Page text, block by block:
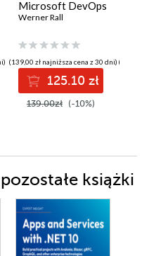
Microsoft DevOps
Solutions AZ 400
Guide. Gain Azure
DevOps expertise,
pass the AZ-400
with confidence,
and boost your
cloud career
Werner Rall
(139,00 zł najniższa cena z 30 dni)
125.10 zł
139.00zł (-10%)
(129,00 zł
książki